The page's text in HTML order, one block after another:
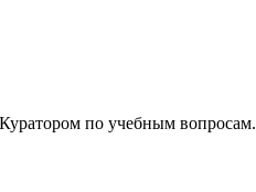
по учебным вопросам.